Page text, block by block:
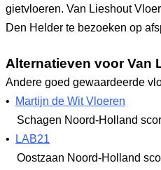
gietvloeren. Van Lieshout
Den Helder te bezoeken op
Alternatieven voor Van
Andere goed gewaardeerde
•
Martijn de Wit Vloeren
Schagen Noord-Holland
•
LAB21
Oostzaan Noord-Holland